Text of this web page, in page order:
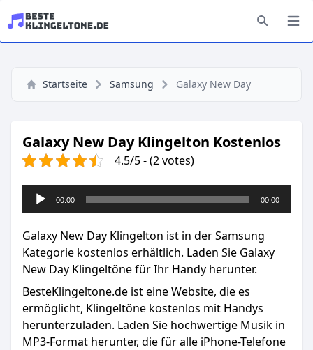
Startseite Samsung Galaxy New Day
Galaxy New Day Klingelton Kostenlos
4.5/5 - (2 votes)
Audio-
Player
00:00 00:00
Galaxy New Day Klingelton ist in der Samsung
Kategorie kostenlos erhältlich. Laden Sie Galaxy
New Day Klingeltöne für Ihr Handy herunter.
BesteKlingeltone.de ist eine Website, die es
ermöglicht, Klingeltöne kostenlos mit Handys
herunterzuladen. Laden Sie hochwertige Musik in
MP3-Format herunter, die für alle iPhone-Telefone